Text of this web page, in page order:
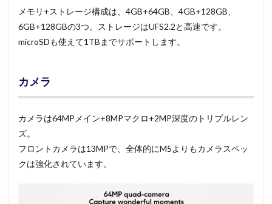
メモリ+ストレージ構成は、4GB+64GB、4GB+128GB、
6GB+128GBの3つ。ストレージはUFS2.2と高速です。
microSDも使えて1TBまでサポートします。
カメラ
カメラは64MPメイン+8MPマクロ+2MP深度のトリプルレン
ズ。
フロントカメラは13MPで、全体的にM5よりもカメラスペッ
クは強化されています。